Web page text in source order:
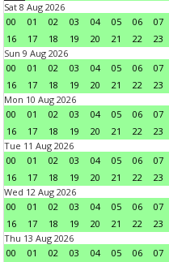
Sat 8 Aug 2026
00
01 02 03 04 05 06 07
16
17 18 19 20 21 22
23
Sun 9 Aug 2026
00
01 02 03 04 05 06 07
16
17 18 19 20 21 22
23
Mon 10 Aug 2026
00
01 02 03 04 05 06 07
16
17 18 19 20 21 22
23
Tue 11 Aug 2026
00
01 02 03 04 05 06 07
16
17 18 19 20 21 22
23
Wed 12 Aug 2026
00
01 02 03 04 05 06 07
16
17 18 19 20 21 22
23
Thu 13 Aug 2026
00
01 02 03 04 05 06 07